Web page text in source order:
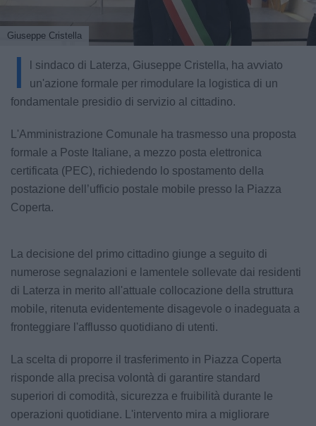
Giuseppe Cristella
I
l sindaco di Laterza, Giuseppe Cristella, ha avviato
un'azione formale per rimodulare la logistica di un
fondamentale presidio di servizio al cittadino.
L'Amministrazione Comunale ha trasmesso una proposta
formale a Poste Italiane, a mezzo posta elettronica
certificata (PEC), richiedendo lo spostamento della
postazione dell’ufficio postale mobile presso la Piazza
Coperta.
La decisione del primo cittadino giunge a seguito di
numerose segnalazioni e lamentele sollevate dai residenti
di Laterza in merito all'attuale collocazione della struttura
mobile, ritenuta evidentemente disagevole o inadeguata a
fronteggiare l'afflusso quotidiano di utenti.
La scelta di proporre il trasferimento in Piazza Coperta
risponde alla precisa volontà di garantire standard
superiori di comodità, sicurezza e fruibilità durante le
operazioni quotidiane. L'intervento mira a migliorare